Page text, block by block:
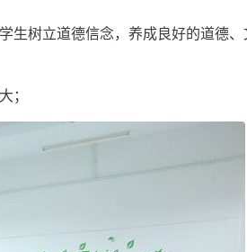
生树立道德信念，养成良好的道德、
；